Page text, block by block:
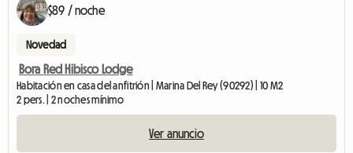
$89 / noche
Novedad
Bora Red Hibisco Lodge
Habitación en casa del anfitrión | Marina Del Rey (90292) | 10 M2
2 pers. | 2 noches mínimo
Ver anuncio